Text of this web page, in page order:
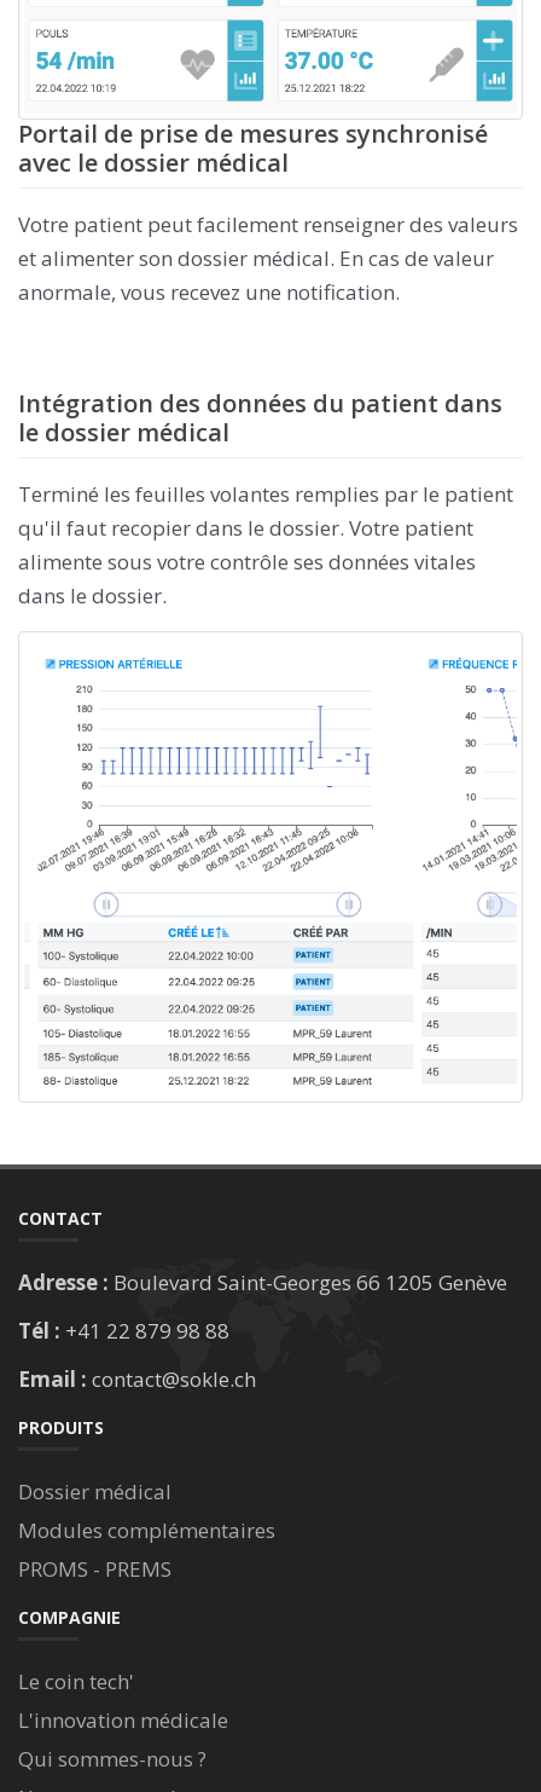
Portail de prise de mesures synchronisé
avec le dossier médical
Votre patient peut facilement renseigner des valeurs
et alimenter son dossier médical. En cas de valeur
anormale, vous recevez une notification.
Intégration des données du patient dans
le dossier médical
Terminé les feuilles volantes remplies par le patient
qu'il faut recopier dans le dossier. Votre patient
alimente sous votre contrôle ses données vitales
dans le dossier.
CONTACT
Adresse : Boulevard Saint-Georges 66 1205 Genève
Tél : +41 22 879 98 88
Email : contact@sokle.ch
PRODUITS
Dossier médical
Modules complémentaires
PROMS - PREMS
COMPAGNIE
Le coin tech'
L'innovation médicale
Qui sommes-nous ?